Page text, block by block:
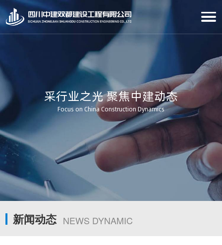
采行业之光 聚焦中建动态
Focus on China Construction Dynamics
新闻动态 NEWS DYNAMIC